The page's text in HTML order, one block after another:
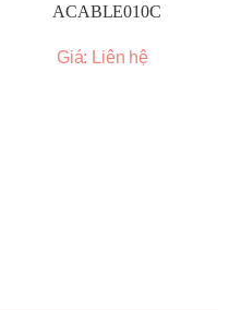
ACABLE010C
Giá: Liên hệ